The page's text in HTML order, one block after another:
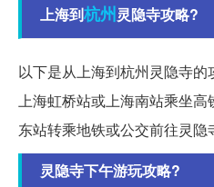
上海到杭州灵隐寺攻略?
以下是从上海到杭州灵隐寺的
上海虹桥站或上海南站乘坐
东站转乘地铁或公交前往灵隐
灵隐寺下午游玩攻略?